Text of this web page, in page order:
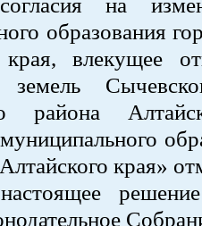
образования
края, влекущее
земель
района
края»